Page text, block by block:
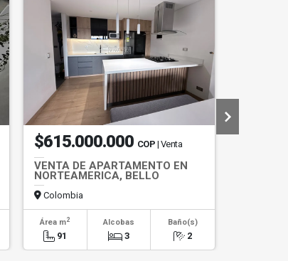
$615.000.000 COP | Venta
VENTA DE APARTAMENTO EN
NORTEAMERICA, BELLO
Colombia
Área m2
91
Alcobas
3
Baño(s)
2